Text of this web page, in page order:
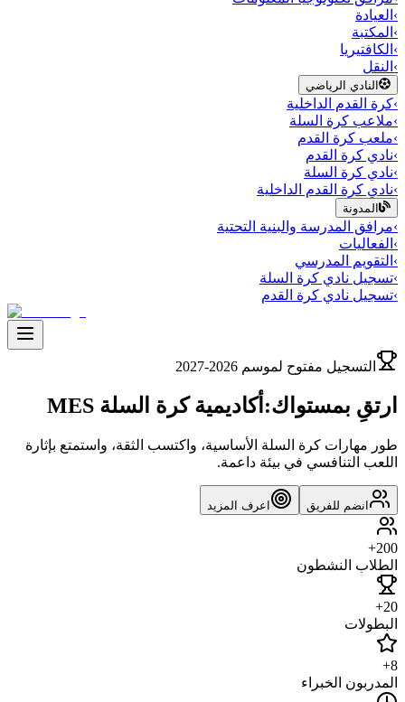
› العيادة
› المكتبة
› الكافتيريا
› النقل
النادي الرياضي
›كرة القدم الداخلية
›ملاعب كرة السلة
›ملعب كرة القدم
›نادي كرة القدم
›نادي كرة السلة
›نادي كرة القدم الداخلية
المدونة
›مرافق المدرسة والبنية التحتية
› الفعاليات
› التقويم المدرسي
›تسجيل نادي كرة السلة
›تسجيل نادي كرة القدم
التسجيل مفتوح لموسم 2026-2027
ارتقِ بمستواك: أكاديمية كرة السلة MES
طور مهارات كرة السلة الأساسية، واكتسب الثقة، واستمتع بإثارة
اللعب التنافسي في بيئة داعمة.
انضم للفريق اعرف المزيد
200+
الطلاب النشطون
20+
البطولات
8+
المدربون الخبراء